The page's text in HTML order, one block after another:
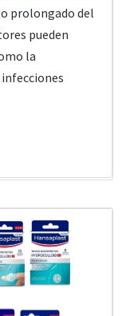
prolongado del
pueden
la